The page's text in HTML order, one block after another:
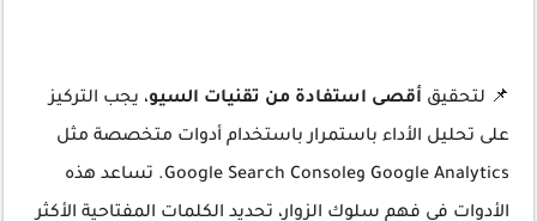
📌 لتحقيق أقصى استفادة من تقنيات السيو، يجب التركيز
على تحليل الأداء باستمرار باستخدام أدوات متخصصة مثل
Google Analytics وGoogle Search Console. تساعد هذه
الأدوات في فهم سلوك الزوار، تحديد الكلمات المفتاحية الأكثر